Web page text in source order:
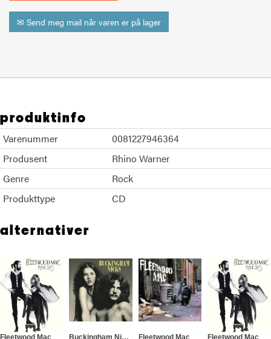
✉ Send meg mail når varen er på lager
produktinfo
Varenummer
0081227946364
Produsent
Rhino Warner
Genre
Rock
Produkttype
CD
alternativer